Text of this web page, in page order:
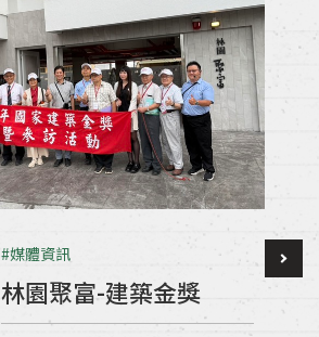
#媒體資訊
林園聚富-建築金獎